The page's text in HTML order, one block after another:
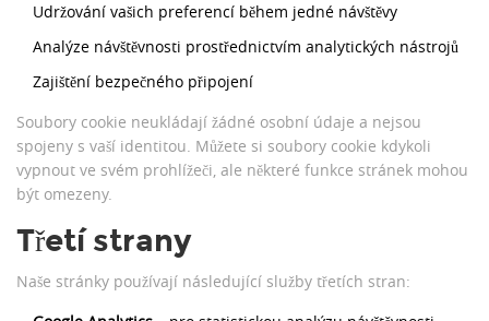
Udržování vašich preferencí během jedné návštěvy
Analýze návštěvnosti prostřednictvím analytických nástrojů
Zajištění bezpečného připojení
Soubory cookie neukládají žádné osobní údaje a nejsou
spojeny s vaší identitou. Můžete si soubory cookie kdykoli
vypnout ve svém prohlížeči, ale některé funkce stránek mohou
být omezeny.
Třetí strany
Naše stránky používají následující služby třetích stran: